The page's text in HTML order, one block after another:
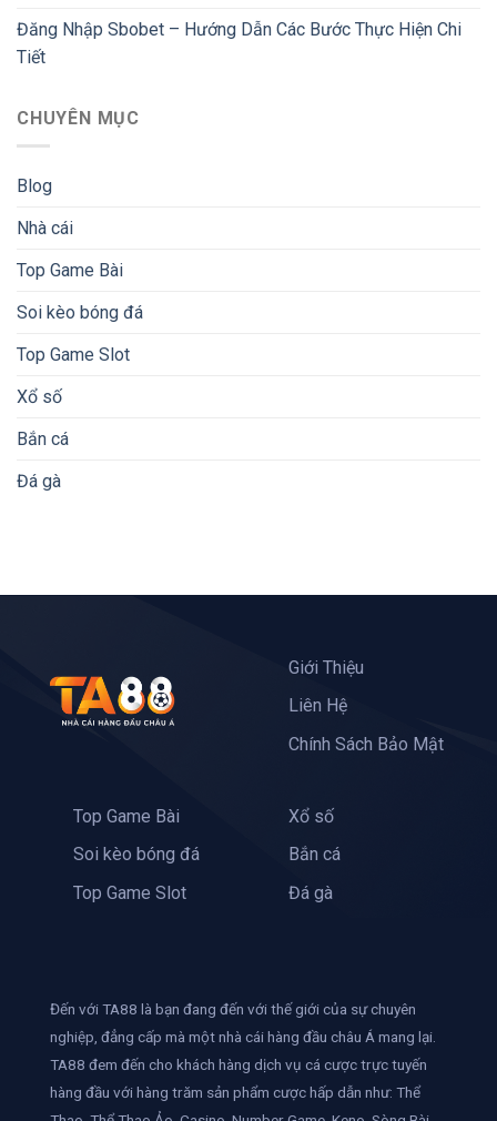
Đăng Nhập Sbobet – Hướng Dẫn Các Bước Thực Hiện Chi
Tiết
CHUYÊN MỤC
Blog
Nhà cái
Top Game Bài
Soi kèo bóng đá
Top Game Slot
Xổ số
Bắn cá
Đá gà
Giới Thiệu
Liên Hệ
Chính Sách Bảo Mật
Top Game Bài
Soi kèo bóng đá
Top Game Slot
Xổ số
Bắn cá
Đá gà
Đến với TA88 là bạn đang đến với thế giới của sự chuyên
nghiệp, đẳng cấp mà một nhà cái hàng đầu châu Á mang lại.
TA88 đem đến cho khách hàng dịch vụ cá cược trực tuyến
hàng đầu với hàng trăm sản phẩm cược hấp dẫn như: Thể